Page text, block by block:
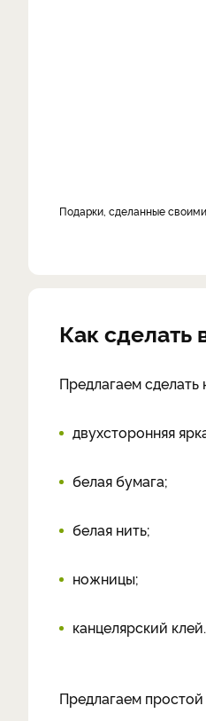
Подарки, сделанные
Как сделать
Предлагаем
двухсторонняя
белая бумага;
белая нить;
ножницы;
канцелярский клей.
Предлагаем